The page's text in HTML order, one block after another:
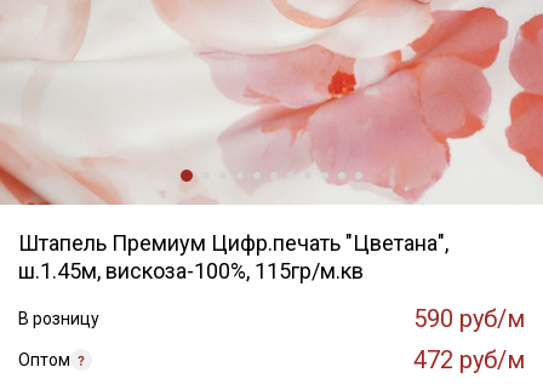
Штапель Премиум Цифр.печать "Цветана",
ш.1.45м, вискоза-100%, 115гр/м.кв
В розницу 590 руб/м
Оптом 472 руб/м